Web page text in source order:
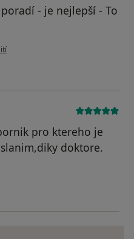
- je nejlepší - To
Váš účet byl odstraněn
pro ktereho je
doktore.
E.M.